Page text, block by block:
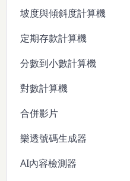
坡度與傾斜度計算機
定期存款計算機
分數到小數計算機
對數計算機
合併影片
樂透號碼生成器
AI內容檢測器